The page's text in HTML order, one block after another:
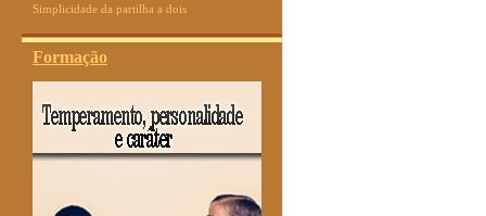
Simplicidade da partilha a dois
Formação